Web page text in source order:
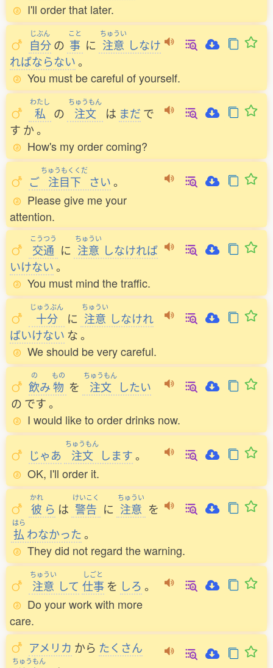
I'll order that later.
じぶん
自分 の
こと
事 に
ちゅうい
注意 しなけ
ればならない。
You must be careful of yourself.
わたし
私 の
ちゅうもん
注文 は まだ で
す か。
How's my order coming?
ご
ちゅうもくくだ
注目下 さい。
Please give me your
attention.
こうつう
交通 に
ちゅうい
注意 しなければ
いけない。
You must mind the traffic.
じゅうぶん
十分 に
ちゅうい
注意 しなけれ
ばいけない な。
We should be very careful.
の
飲み
もの
物 を
ちゅうもん
注文 したい
の です。
I would like to order drinks now.
じゃあ
ちゅうもん
注文 します。
OK, I'll order it.
かれ
彼 ら は
けいこく
警告 に
ちゅうい
注意 を
はら
払 わなかった。
They did not regard the warning.
ちゅうい
注意 して
しごと
仕事 を しろ 。
Do your work with more
care.
アメリカ から たくさん
ちゅうもん